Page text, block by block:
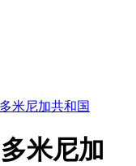
米尼加共和国
米尼加